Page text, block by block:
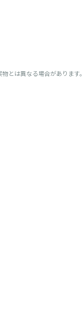
とは異なる場合があります。